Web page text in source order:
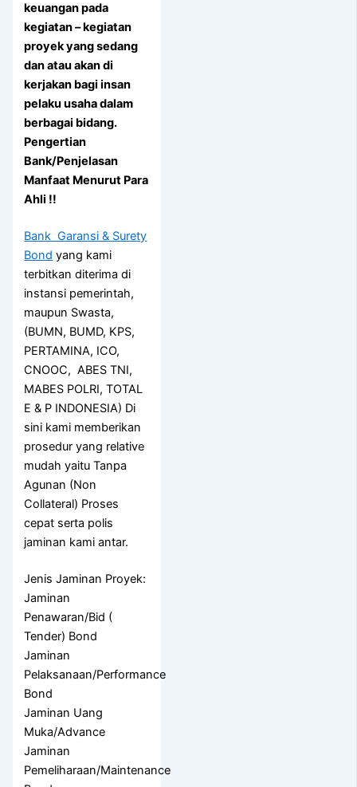
keuangan pada
kegiatan – kegiatan
proyek yang sedang
dan atau akan di
kerjakan bagi insan
pelaku usaha dalam
berbagai bidang.
Pengertian
Bank/Penjelasan
Manfaat Menurut Para
Ahli !!
Bank Garansi & Surety
Bond yang kami
terbitkan diterima di
instansi pemerintah,
maupun Swasta,
(BUMN, BUMD, KPS,
PERTAMINA, ICO,
CNOOC, ABES TNI,
MABES POLRI, TOTAL
E & P INDONESIA) Di
sini kami memberikan
prosedur yang relative
mudah yaitu Tanpa
Agunan (Non
Collateral) Proses
cepat serta polis
jaminan kami antar.
Jenis Jaminan Proyek:
Jaminan
Penawaran/Bid (
Tender) Bond
Jaminan
Pelaksanaan/Performance
Bond
Jaminan Uang
Muka/Advance
Jaminan
Pemeliharaan/Maintenance